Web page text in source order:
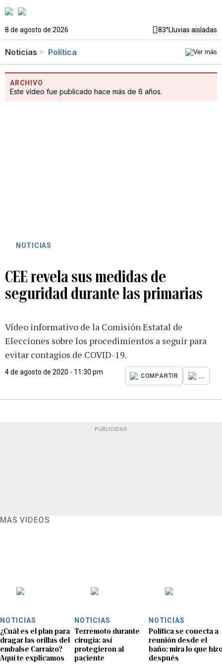
8 de agosto de 2026 83°Lluvias aisladas
Noticias Política
ARCHIVO
Este vídeo fue publicado hace más de 6 años.
NOTICIAS
CEE revela sus medidas de
seguridad durante las primarias
Vídeo informativo de la Comisión Estatal de
Elecciones sobre los procedimientos a seguir para
evitar contagios de COVID-19.
4 de agosto de 2020 - 11:30 pm
COMPARTIR ...
PUBLICIDAD
MÁS VIDEOS
NOTICIAS
¿Cuál es el plan para
dragar las orillas del
embalse Carraízo?
Aquí te explicamos
NOTICIAS
Terremoto durante
cirugía: así
protegieron al
paciente
NOTICIAS
Política se conecta a
reunión desde el
baño: mira lo que
después